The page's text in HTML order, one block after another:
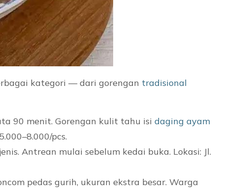
kategori — dari gorengan tradisional
90 menit. Gorengan kulit tahu isi daging ayam
pcs.
Antrean mulai sebelum kedai buka. Lokasi: Jl.
pedas gurih, ukuran ekstra besar. Warga